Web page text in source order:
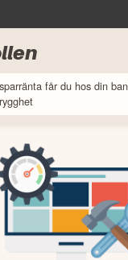
får du hos din